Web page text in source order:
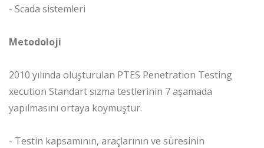
- Scada sistemleri
Metodoloji
2010 yılında oluşturulan PTES Penetration Testing
xecution Standart sızma testlerinin 7 aşamada
yapılmasını ortaya koymuştur.
- Testin kapsamının, araçlarının ve süresinin